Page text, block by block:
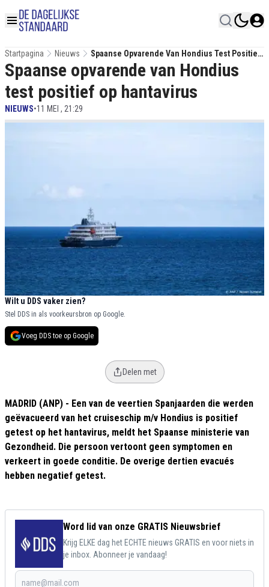
Startpagina Nieuws
Spaanse Opvarende Van Hondius Test Positief
Op Hantavirus
Spaanse opvarende van Hondius
test positief op hantavirus
NIEUWS•11 MEI , 21:29
Wilt u DDS vaker zien?
Stel DDS in als voorkeursbron op Google.
Voeg DDS toe op Google
Delen met
MADRID (ANP) - Een van de veertien Spanjaarden die werden
geëvacueerd van het cruiseschip m/v Hondius is positief
getest op het hantavirus, meldt het Spaanse ministerie van
Gezondheid. Die persoon vertoont geen symptomen en
verkeert in goede conditie. De overige dertien evacués
hebben negatief getest.
Word lid van onze GRATIS Nieuwsbrief
Krijg ELKE dag het ECHTE nieuws GRATIS en voor niets in
je inbox. Abonneer je vandaag!